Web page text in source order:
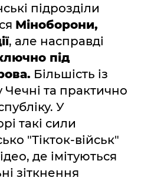
підрозділи
Міноборони,
, але насправді
під
Більшість із
Чечні та практично
У
такі сили
"Тікток-військ"
де імітуються
зіткнення